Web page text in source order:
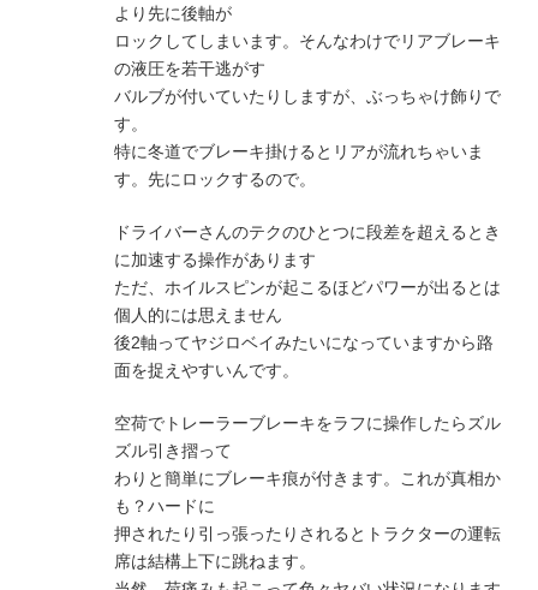
より先に後軸が
ロックしてしまいます。そんなわけでリアブレーキ
の液圧を若干逃がす
バルブが付いていたりしますが、ぶっちゃけ飾りで
す。
特に冬道でブレーキ掛けるとリアが流れちゃいま
す。先にロックするので。
ドライバーさんのテクのひとつに段差を超えるとき
に加速する操作があります
ただ、ホイルスピンが起こるほどパワーが出るとは
個人的には思えません
後2軸ってヤジロベイみたいになっていますから路
面を捉えやすいんです。
空荷でトレーラーブレーキをラフに操作したらズル
ズル引き摺って
わりと簡単にブレーキ痕が付きます。これが真相か
も？ハードに
押されたり引っ張ったりされるとトラクターの運転
席は結構上下に跳ねます。